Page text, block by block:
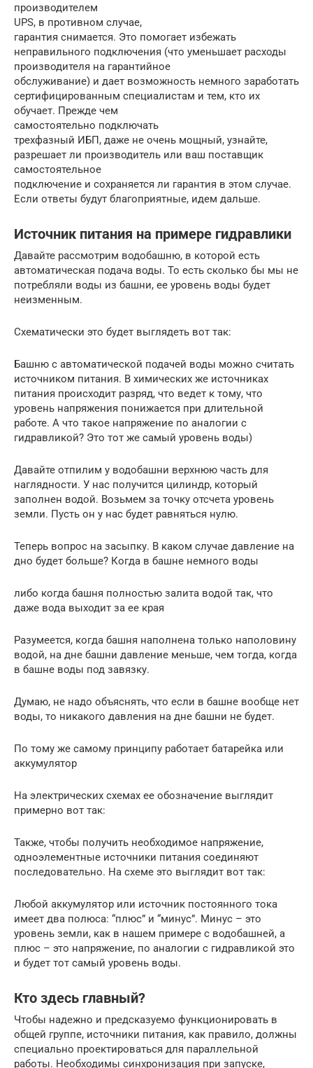
производителем
UPS, в противном случае,
гарантия снимается. Это помогает избежать
неправильного подключения (что уменьшает расходы
производителя на гарантийное
обслуживание) и дает возможность немного заработать
сертифицированным специалистам и тем, кто их
обучает. Прежде чем
самостоятельно подключать
трехфазный ИБП, даже не очень мощный, узнайте,
разрешает ли производитель или ваш поставщик
самостоятельное
подключение и сохраняется ли гарантия в этом случае.
Если ответы будут благоприятные, идем дальше.
Источник питания на примере гидравлики
Давайте рассмотрим водобашню, в которой есть
автоматическая подача воды. То есть сколько бы мы не
потребляли воды из башни, ее уровень воды будет
неизменным.
Схематически это будет выглядеть вот так:
Башню с автоматической подачей воды можно считать
источником питания. В химических же источниках
питания происходит разряд, что ведет к тому, что
уровень напряжения понижается при длительной
работе. А что такое напряжение по аналогии с
гидравликой? Это тот же самый уровень воды)
Давайте отпилим у водобашни верхнюю часть для
наглядности. У нас получится цилиндр, который
заполнен водой. Возьмем за точку отсчета уровень
земли. Пусть он у нас будет равняться нулю.
Теперь вопрос на засыпку. В каком случае давление на
дно будет больше? Когда в башне немного воды
либо когда башня полностью залита водой так, что
даже вода выходит за ее края
Разумеется, когда башня наполнена только наполовину
водой, на дне башни давление меньше, чем тогда, когда
в башне воды под завязку.
Думаю, не надо объяснять, что если в башне вообще нет
воды, то никакого давления на дне башни не будет.
По тому же самому принципу работает батарейка или
аккумулятор
На электрических схемах ее обозначение выглядит
примерно вот так:
Также, чтобы получить необходимое напряжение,
одноэлементные источники питания соединяют
последовательно. На схеме это выглядит вот так:
Любой аккумулятор или источник постоянного тока
имеет два полюса: “плюс” и “минус”. Минус – это
уровень земли, как в нашем примере с водобашней, а
плюс – это напряжение, по аналогии с гидравликой это
и будет тот самый уровень воды.
Кто здесь главный?
Чтобы надежно и предсказуемо функционировать в
общей группе, источники питания, как правило, должны
специально проектироваться для параллельной
работы. Необходимы синхронизация при запуске,